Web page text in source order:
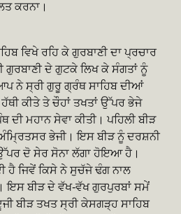
ਕਰਨਾ।
ਵਿਖੇ ਰਹਿ ਕੇ ਗੁਰਬਾਣੀ ਦਾ ਪ੍ਰਚਾਰ
ਦੇ ਗੁਟਕੇ ਲਿਖ ਕੇ ਸੰਗਤਾਂ ਨੂੰ
ਨੇ ਸ੍ਰੀ ਗੁਰੂ ਗ੍ਰੰਥ ਸਾਹਿਬ ਦੀਆਂ
ਕੀਤੇ ਤੇ ਚੌਹਾਂ ਤਖਤਾਂ ਉੱਪਰ ਭੇਜੇ
ਮਹਾਨ ਸੇਵਾ ਕੀਤੀ। ਪਹਿਲੀ ਬੀੜ
ਭੇਜੀ। ਇਸ ਬੀੜ ਨੂੰ ਦਰਸ਼ਨੀ
ਉੱਪਰ ਦੋ ਸੇਰ ਸੋਨਾ ਲੱਗਾ ਹੋਇਆ ਹੈ।
ਹੈ ਜਿਵੇਂ ਕਿਸੇ ਨੇ ਸੁਚੱਜੇ ਢੰਗ ਨਾਲ
ਇਸ ਬੀੜ ਦੇ ਵੱਖ-ਵੱਖ ਗੁਰਪੁਰਬਾਂ ਸਮੇਂ
ਬੀੜ ਤਖਤ ਸ੍ਰੀ ਕੇਸਗੜ੍ਹ ਸਾਹਿਬ